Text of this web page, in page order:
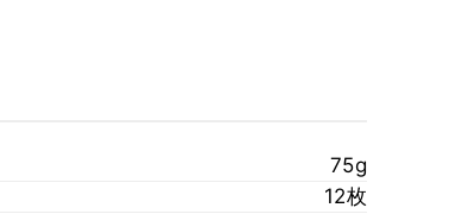
75g
12枚